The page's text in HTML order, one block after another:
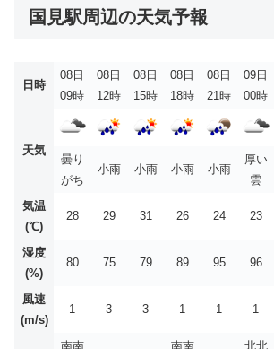
国見駅周辺の天気予報
日時
08日
09時
08日
12時
08日
15時
08日
18時
08日
21時
09日
00時
天気
曇り
がち
小雨 小雨 小雨 小雨
厚い
雲
気温
(℃)
28 29 31 26 24 23
湿度
(%)
80 75 79 89 95 96
風速
(m/s)
1 3 3 1 1 1
南南
南南
北北